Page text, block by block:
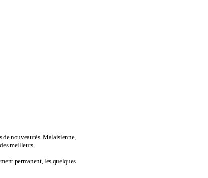
de nouveautés. Malaisienne,
meilleurs.
permanent, les quelques